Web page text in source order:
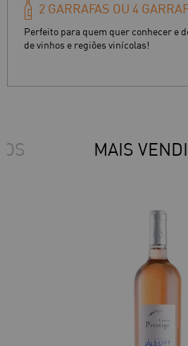
2 GARRAFAS OU 4
Perfeito para quem quer conhecer e
de vinhos e regiões vinícolas!
MAIS